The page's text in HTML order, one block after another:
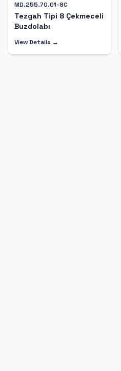
MD.255.70.01-8C
Tezgah Tipi 8 Çekmeceli
Buzdolabı
View Details →